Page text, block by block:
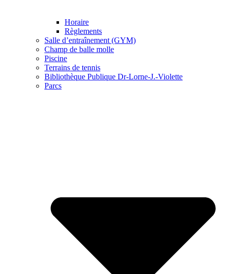
Horaire
Règlements
Salle d’entraînement (GYM)
Champ de balle molle
Piscine
Terrains de tennis
Bibliothèque Publique Dr-Lorne-J.-Violette
Parcs